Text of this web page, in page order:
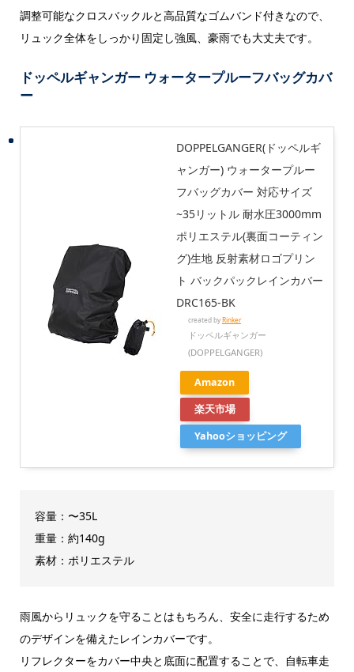
調整可能なクロスバックルと高品質なゴムバンド付きなので、
リュック全体をしっかり固定し強風、豪雨でも大丈夫です。
ドッペルギャンガー ウォータープルーフバッグカバ
ー
DOPPELGANGER(ドッペルギ
ャンガー) ウォータープルー
フバッグカバー 対応サイズ
~35リットル 耐水圧3000mm
ポリエステル(裏面コーティン
グ)生地 反射素材ロゴプリン
ト バックパックレインカバー
DRC165-BK
created byRinker
ドッペルギャンガー
(DOPPELGANGER)
Amazon
楽天市場
Yahooショッピング
容量：〜35L
重量：約140g
素材：ポリエステル
雨風からリュックを守ることはもちろん、安全に走行するため
のデザインを備えたレインカバーです。
リフレクターをカバー中央と底面に配置することで、自転車走